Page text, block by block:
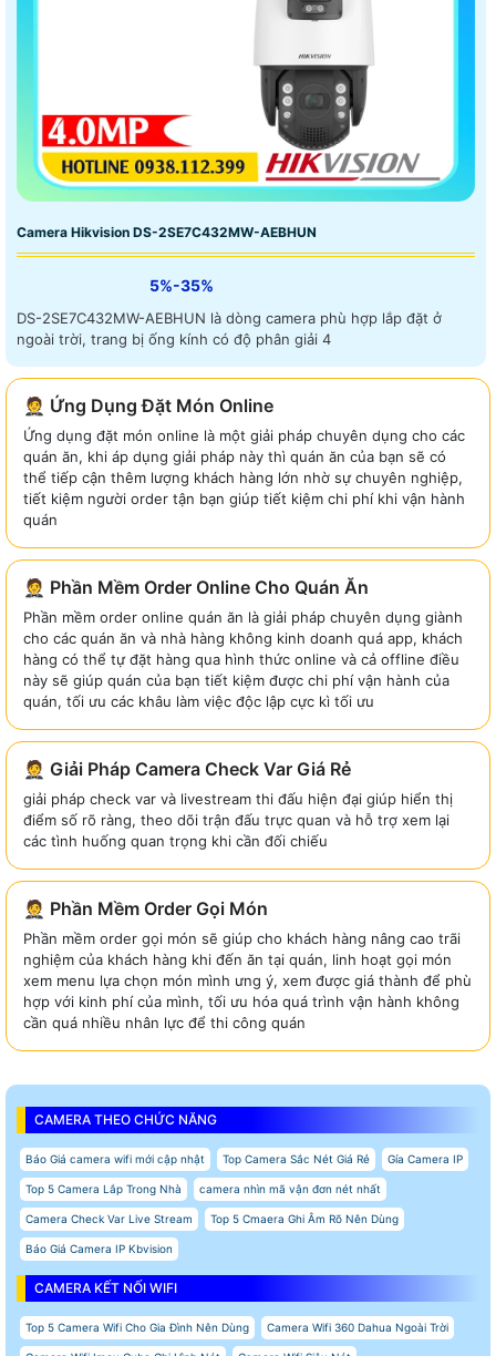
Camera Hikvision DS-2SE7C432MW-AEBHUN
5%-35%
DS-2SE7C432MW-AEBHUN là dòng camera phù hợp lắp đặt ở
ngoài trời, trang bị ống kính có độ phân giải 4
🤵 Ứng Dụng Đặt Món Online
Ứng dụng đặt món online là một giải pháp chuyên dụng cho các
quán ăn, khi áp dụng giải pháp này thì quán ăn của bạn sẽ có
thể tiếp cận thêm lượng khách hàng lớn nhờ sự chuyên nghiệp,
tiết kiệm người order tận bạn giúp tiết kiệm chi phí khi vận hành
quán
🤵 Phần Mềm Order Online Cho Quán Ăn
Phần mềm order online quán ăn là giải pháp chuyên dụng giành
cho các quán ăn và nhà hàng không kinh doanh quá app, khách
hàng có thể tự đặt hàng qua hình thức online và cả offline điều
này sẽ giúp quán của bạn tiết kiệm được chi phí vận hành của
quán, tối ưu các khâu làm việc độc lập cực kì tối ưu
🤵 Giải Pháp Camera Check Var Giá Rẻ
giải pháp check var và livestream thi đấu hiện đại giúp hiển thị
điểm số rõ ràng, theo dõi trận đấu trực quan và hỗ trợ xem lại
các tình huống quan trọng khi cần đối chiếu
🤵 Phần Mềm Order Gọi Món
Phần mềm order gọi món sẽ giúp cho khách hàng nâng cao trãi
nghiệm của khách hàng khi đến ăn tại quán, linh hoạt gọi món
xem menu lựa chọn món mình ưng ý, xem được giá thành để phù
hợp với kinh phí của mình, tối ưu hóa quá trình vận hành không
cần quá nhiều nhân lực để thi công quán
CAMERA THEO CHỨC NĂNG
Báo Giá camera wifi mới cập nhật Top Camera Sắc Nét Giá Rẻ Gía Camera IP
Top 5 Camera Lắp Trong Nhà camera nhìn mã vận đơn nét nhất
Camera Check Var Live Stream Top 5 Cmaera Ghi Âm Rõ Nên Dùng
Báo Giá Camera IP Kbvision
CAMERA KẾT NỐI WIFI
Top 5 Camera Wifi Cho Gia Đình Nên Dùng Camera Wifi 360 Dahua Ngoài Trời